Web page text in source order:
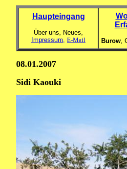
Haupteingang
Über uns, Neues,
Impressum, E-Mail Burow,
08.01.2007
Sidi Kaouki